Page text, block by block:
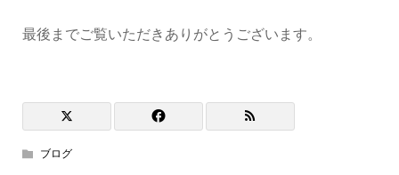
最後までご覧いただきありがとうございます。
ブログ